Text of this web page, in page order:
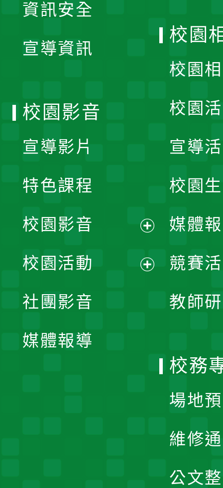
資訊安全
宣導資訊
校園
校園
校園
宣導
校園
媒體
競賽
教師
校園影音
宣導影片
特色課程
校園影音
開
校園活動
社團影音
媒體報導
校務
場地
維修
公文